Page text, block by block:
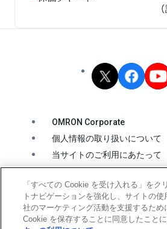
OMRON Corporate
個人情報の取り扱いについて
当サイトのご利用にあたって
クッキーの利用について
ソーシャルメディア公式アカ
ウェブアクセシビリティ方針
「すべての Cookie を受け入れる」をク
トナビゲーションを強化し、サイトの
社のマーケティング活動を支援するため
Cookie を保存することに同意したこと